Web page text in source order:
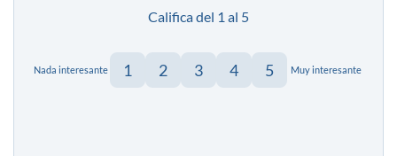
Califica del 1 al 5
Nada interesante 1 2 3 4 5 Muy interesante